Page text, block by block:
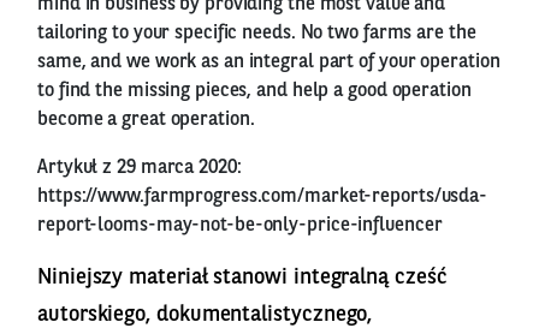
mind in business by providing the most value and
tailoring to your specific needs. No two farms are the
same, and we work as an integral part of your operation
to find the missing pieces, and help a good operation
become a great operation.
Artykuł z 29 marca 2020:
https://www.farmprogress.com/market-reports/usda-
report-looms-may-not-be-only-price-influencer
Niniejszy materiał stanowi integralną cześć
autorskiego, dokumentalistycznego,